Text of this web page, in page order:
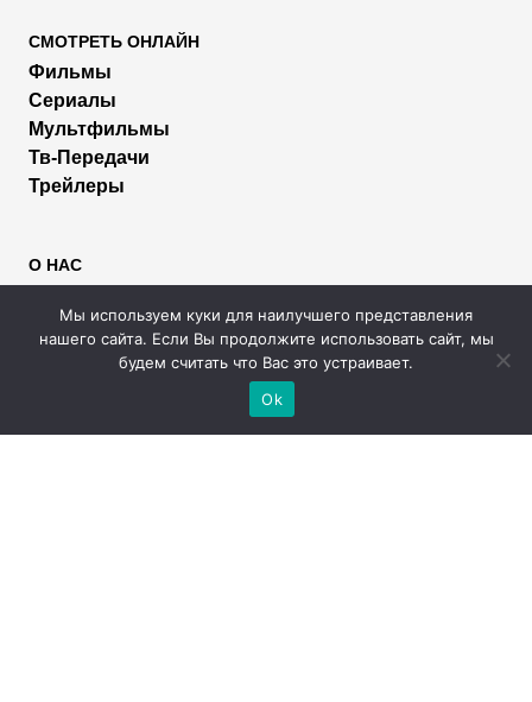
СМОТРЕТЬ ОНЛАЙН
Фильмы
Сериалы
Мультфильмы
Тв-Передачи
Трейлеры
О НАС
Правообладателям
Размещение рекламы
Мы используем куки для наилучшего представления
нашего сайта. Если Вы продолжите использовать сайт, мы
будем считать что Вас это устраивает.
Ok